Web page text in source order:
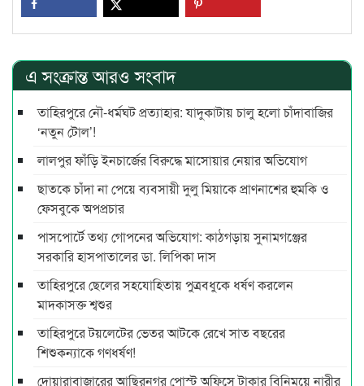
এ সংক্রান্ত আরও সংবাদ
তাহিরপুরে নৌ-ধর্মঘট প্রত্যাহার: যাদুকাটায় চালু হলো চাঁদাবাজির
‘নতুন টোল’!
লালপুর ফাঁড়ি ইনচার্জের বিরুদ্ধে মাসোয়ার নেয়ার অভিযোগ
ছাতকে চাঁদা না পেয়ে ব্যবসায়ী দুলু মিয়াকে প্রাণনাশের হুমকি ও
ফেসবুকে অপপ্রচার
পাসপোর্টে তথ্য গোপনের অভিযোগ: কাঠগড়ায় সুনামগঞ্জের
সরকারি হাসপাতালের ডা. লিপিকা দাস
তাহিরপুরে ছেলের সহযোহিতায় পুত্রবধুকে ধর্ষণ করলেন
মাদকাসক্ত শ্বশুর
তাহিরপুরে টয়লেটের ভেতর আটকে রেখে সাত বছরের
শিশুকন্যাকে গণধর্ষণ!
দোয়ারাবাজারের আছিরনগর পোস্ট অফিসে টাকার বিনিময়ে নারীর